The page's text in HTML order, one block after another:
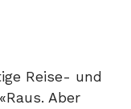
Reise- und
Aber